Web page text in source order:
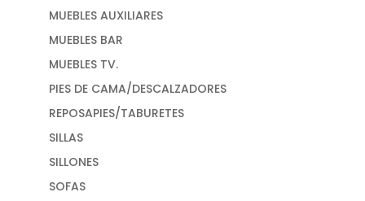
MUEBLES AUXILIARES
MUEBLES BAR
MUEBLES TV.
PIES DE CAMA/DESCALZADORES
REPOSAPIES/TABURETES
SILLAS
SILLONES
SOFAS